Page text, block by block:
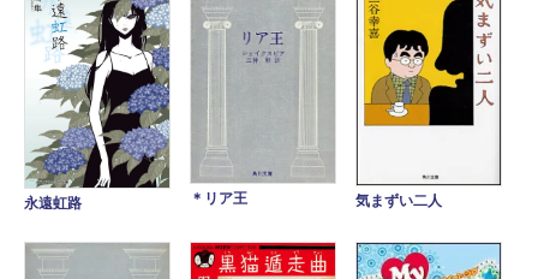
永遠虹路 ＊リア王 気まずい二人